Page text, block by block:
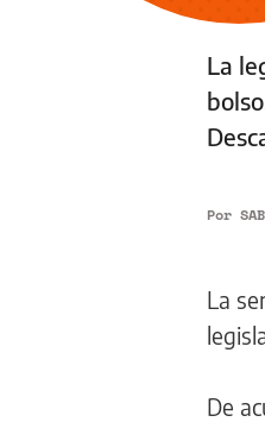
La
Por
La
De